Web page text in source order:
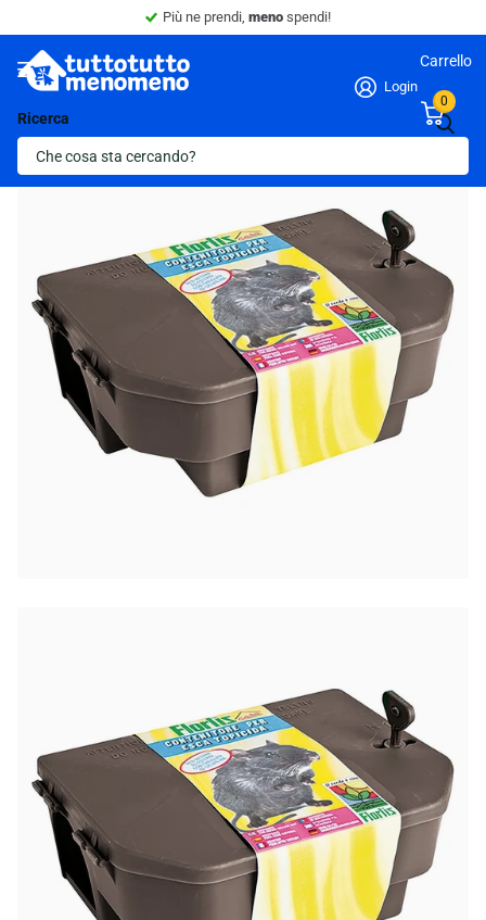
Più ne prendi, meno spendi!
Ricerca
Login
Carrello
0